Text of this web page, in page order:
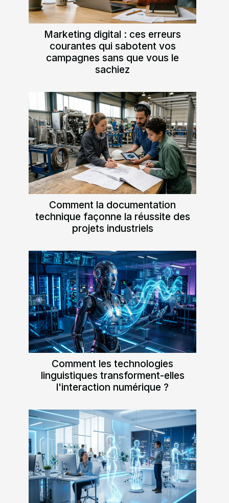
Marketing digital : ces erreurs
courantes qui sabotent vos
campagnes sans que vous le
sachiez
Comment la documentation
technique façonne la réussite des
projets industriels
Comment les technologies
linguistiques transforment-elles
l'interaction numérique ?